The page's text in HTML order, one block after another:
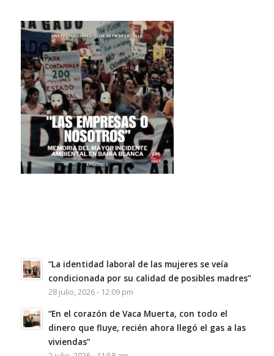
“La identidad laboral de las mujeres se veía
condicionada por su calidad de posibles madres”
28 julio, 2026 - 12:09 pm
“En el corazón de Vaca Muerta, con todo el
dinero que fluye, recién ahora llegó el gas a las
viviendas”